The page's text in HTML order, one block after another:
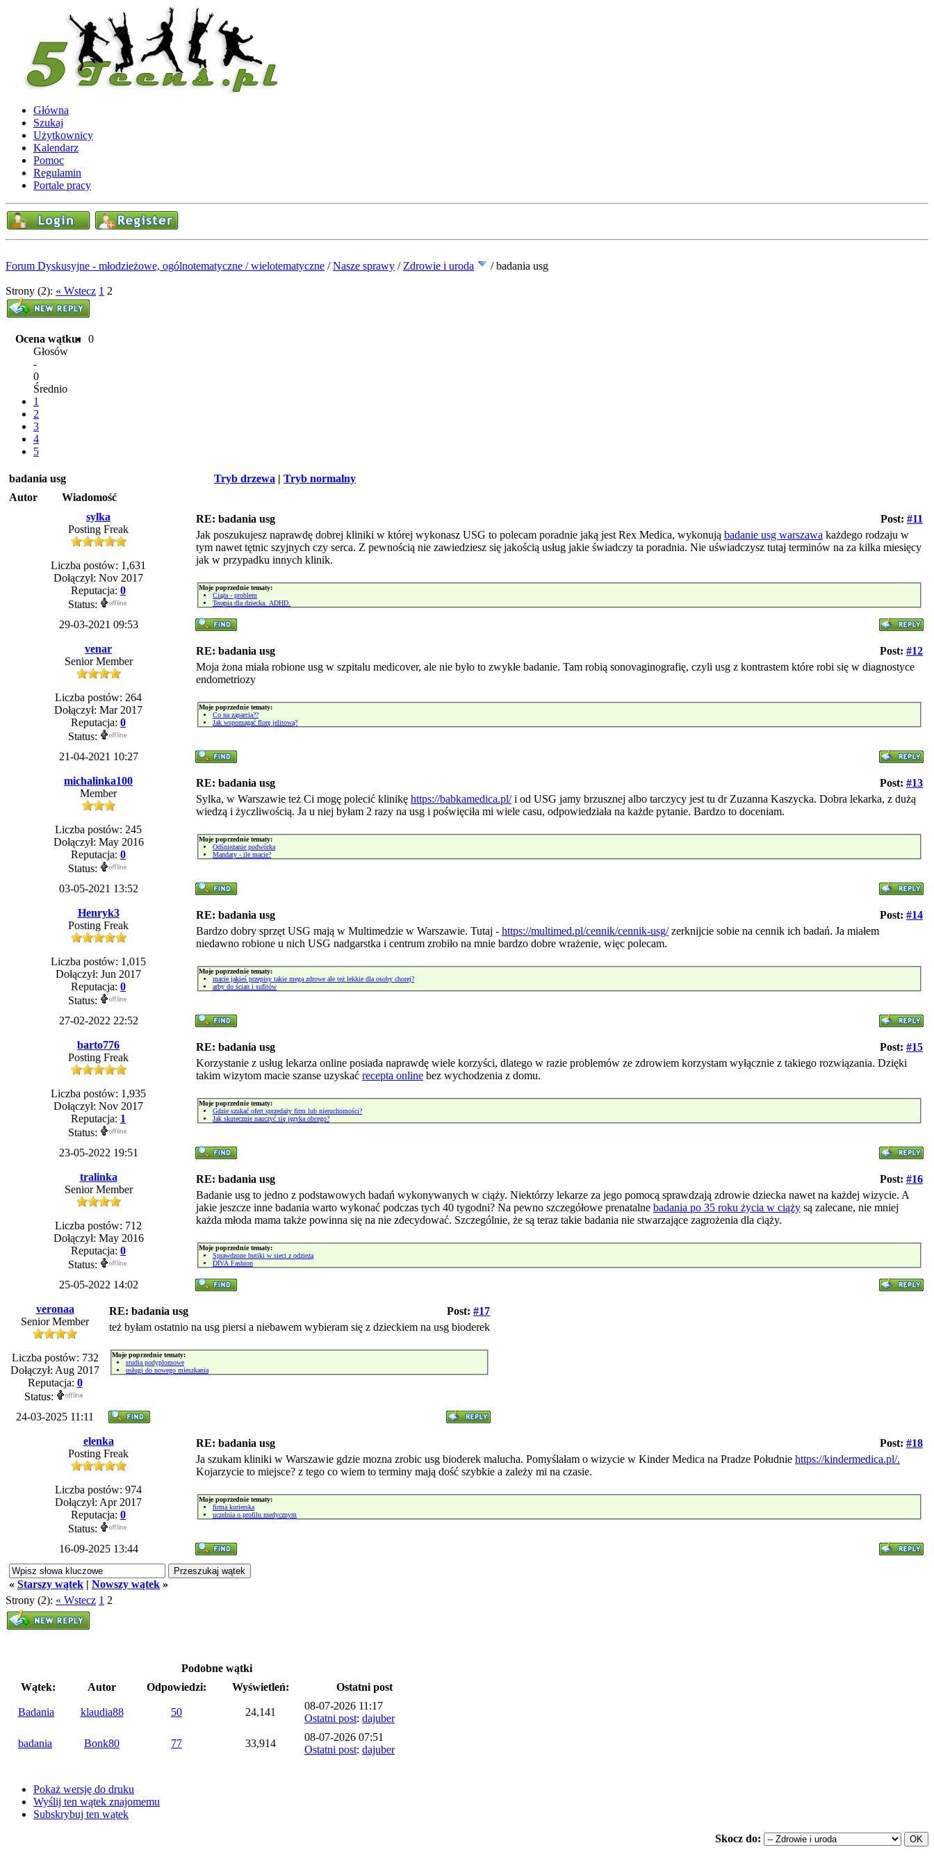
Główna
Szukaj
Użytkownicy
Kalendarz
Pomoc
Regulamin
Portale pracy
Forum Dyskusyjne - młodzieżowe, ogólnotematyczne / wielotematyczne /Nasze sprawy / Zdrowie i uroda /badania usg
Strony (2): « Wstecz 1 2
Ocena wątku:
0
Głosów
-
0
Średnio
1
2
3
4
5
Tryb drzewa | Tryb normalny
badania usg
Autor
Wiadomość
sylka
Posting Freak
Liczba postów: 1,631
Dołączył: Nov 2017
Reputacja: 0
Status:
Post: #11
RE: badania usg
Jak poszukujesz naprawdę dobrej kliniki w której wykonasz USG to polecam poradnie jaką jest Rex Medica, wykonują badanie usg warszawa każdego rodzaju w
tym nawet tętnic szyjnych czy serca. Z pewnością nie zawiedziesz się jakością usług jakie świadczy ta poradnia. Nie uświadczysz tutaj terminów na za kilka miesięcy
jak w przypadku innych klinik.
Moje poprzednie tematy:
Ciąża - problem
Terapia dla dziecka. ADHD.
29-03-2021 09:53
venar
Senior Member
Liczba postów: 264
Dołączył: Mar 2017
Reputacja: 0
Status:
Post: #12
RE: badania usg
Moja żona miała robione usg w szpitalu medicover, ale nie było to zwykłe badanie. Tam robią sonovaginografię, czyli usg z kontrastem które robi się w diagnostyce
endometriozy
Moje poprzednie tematy:
Co na zaparcia??
Jak wspomagać florę jelitową?
21-04-2021 10:27
michalinka100
Member
Liczba postów: 245
Dołączył: May 2016
Reputacja: 0
Status:
Post: #13
RE: badania usg
Sylka, w Warszawie też Ci mogę polecić klinikę https://babkamedica.pl/i od USG jamy brzusznej albo tarczycy jest tu dr Zuzanna Kaszycka. Dobra lekarka, z dużą
wiedzą i życzliwością. Ja u niej byłam 2 razy na usg i poświęciła mi wiele casu, odpowiedziała na każde pytanie. Bardzo to doceniam.
Moje poprzednie tematy:
Odśnieżanie podwórka
Mandaty - ile macie?
03-05-2021 13:52
Henryk3
Posting Freak
Liczba postów: 1,015
Dołączył: Jun 2017
Reputacja: 0
Status:
Post: #14
RE: badania usg
Bardzo dobry sprzęt USG mają w Multimedzie w Warszawie. Tutaj - https://multimed.pl/cennik/cennik-usg/zerknijcie sobie na cennik ich badań. Ja miałem
niedawno robione u nich USG nadgarstka i centrum zrobiło na mnie bardzo dobre wrażenie, więc polecam.
Moje poprzednie tematy:
macie jakieś przepisy takie mega zdrowe ale też lekkie dla osoby chorej?
arby do ścian i sufitów
27-02-2022 22:52
barto776
Posting Freak
Liczba postów: 1,935
Dołączył: Nov 2017
Reputacja: 1
Status:
Post: #15
RE: badania usg
Korzystanie z usług lekarza online posiada naprawdę wiele korzyści, dlatego w razie problemów ze zdrowiem korzystam wyłącznie z takiego rozwiązania. Dzięki
takim wizytom macie szanse uzyskać recepta online bez wychodzenia z domu.
Moje poprzednie tematy:
Gdzie szukać ofert sprzedaży firm lub nieruchomości?
Jak skutecznie nauczyć się języka obcego?
23-05-2022 19:51
tralinka
Senior Member
Liczba postów: 712
Dołączył: May 2016
Reputacja: 0
Status:
Post: #16
RE: badania usg
Badanie usg to jedno z podstawowych badań wykonywanych w ciąży. Niektórzy lekarze za jego pomocą sprawdzają zdrowie dziecka nawet na każdej wizycie. A
jakie jeszcze inne badania warto wykonać podczas tych 40 tygodni? Na pewno szczegółowe prenatalne badania po 35 roku życia w ciąży są zalecane, nie mniej
każda młoda mama także powinna się na nie zdecydować. Szczególnie, że są teraz takie badania nie stwarzające zagrożenia dla ciąży.
Moje poprzednie tematy:
Sprawdzone butiki w sieci z odzieżą
DIVA Fashion
25-05-2022 14:02
veronaa
Senior Member
Liczba postów: 732
Dołączył: Aug 2017
Reputacja: 0
Status:
Post: #17
RE: badania usg
też byłam ostatnio na usg piersi a niebawem wybieram się z dzieckiem na usg bioderek
Moje poprzednie tematy:
studia podyplomowe
usługi do nowego mieszkania
24-03-2025 11:11
elenka
Posting Freak
Liczba postów: 974
Dołączył: Apr 2017
Reputacja: 0
Status:
Post: #18
RE: badania usg
Ja szukam kliniki w Warszawie gdzie mozna zrobic usg bioderek malucha. Pomyślałam o wizycie w Kinder Medica na Pradze Południe https://kindermedica.pl/.
Kojarzycie to miejsce? z tego co wiem to terminy mają dość szybkie a zależy mi na czasie.
Moje poprzednie tematy:
firma kurierska
uczelnia o profilu medycznym
16-09-2025 13:44
« Starszy wątek | Nowszy wątek »
Strony (2): « Wstecz 1 2
Podobne wątki
Wątek:
Autor Odpowiedzi: Wyświetleń: Ostatni post
Badania klaudia88 50 24,141
08-07-2026 11:17
Ostatni post: dajuber
badania Bonk80 77 33,914
08-07-2026 07:51
Ostatni post: dajuber
Pokaż wersję do druku
Wyślij ten wątek znajomemu
Subskrybuj ten wątek
Skocz do: